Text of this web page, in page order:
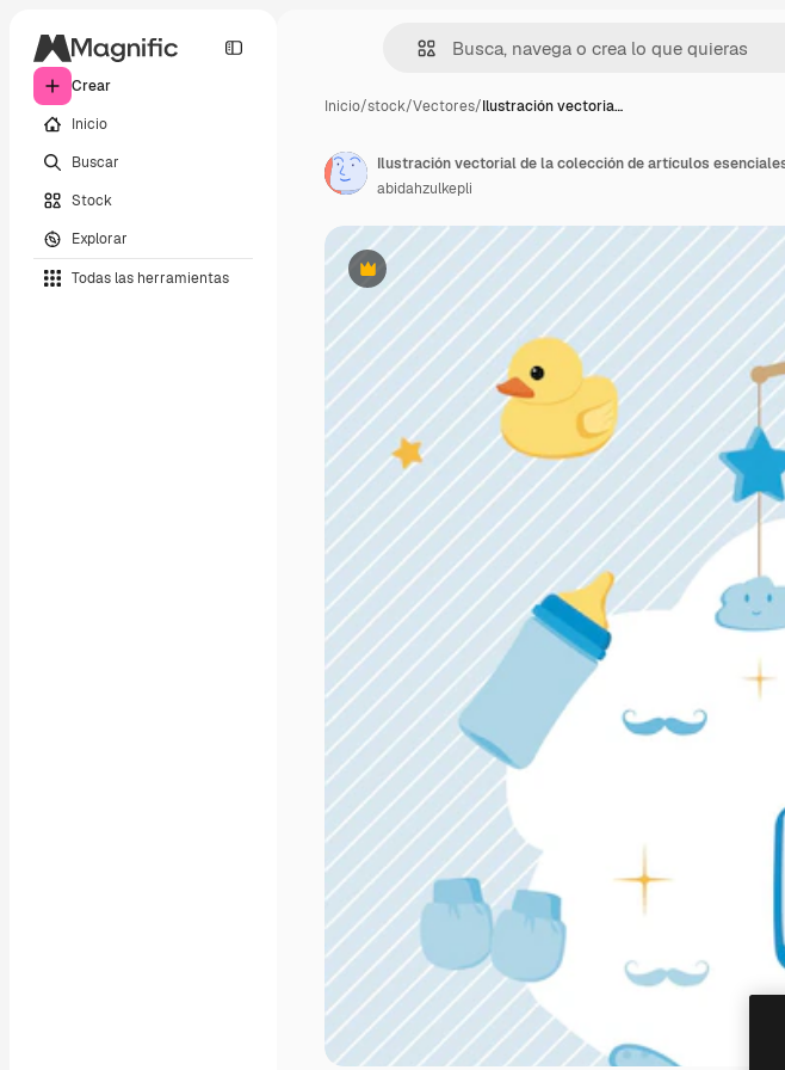
Crear
Inicio
Buscar
Stock
Explorar
Todas las herramientas
Inicio/stock/Vectores/Ilustración vectoria…
Premium
abidahzulkepli